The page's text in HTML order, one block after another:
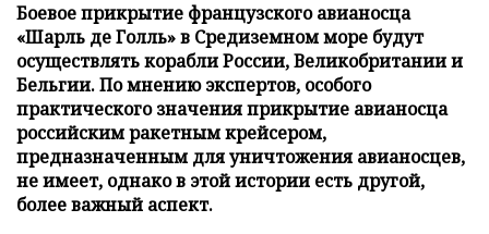
Боевое прикрытие французского авианосца
«Шарль де Голль» в Средиземном море будут
осуществлять корабли России, Великобритании и
Бельгии. По мнению экспертов, особого
практического значения прикрытие авианосца
российским ракетным крейсером,
предназначенным для уничтожения авианосцев,
не имеет, однако в этой истории есть другой,
более важный аспект.